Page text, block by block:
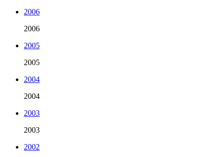
2006
2006
2005
2005
2004
2004
2003
2003
2002